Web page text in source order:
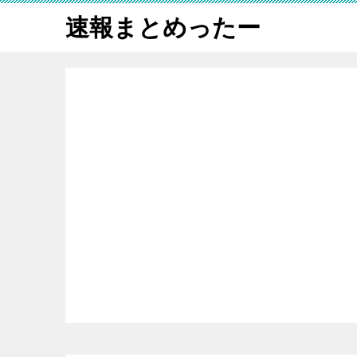
速報まとめったー